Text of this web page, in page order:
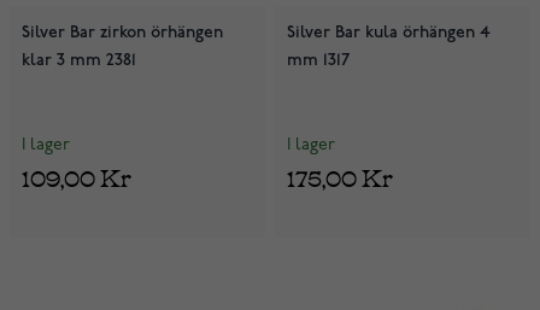
Silver Bar zirkon örhängen
klar 3 mm 2381
I lager
109,00 Kr
Silver Bar kula örhängen 4
mm 1317
I lager
175,00 Kr